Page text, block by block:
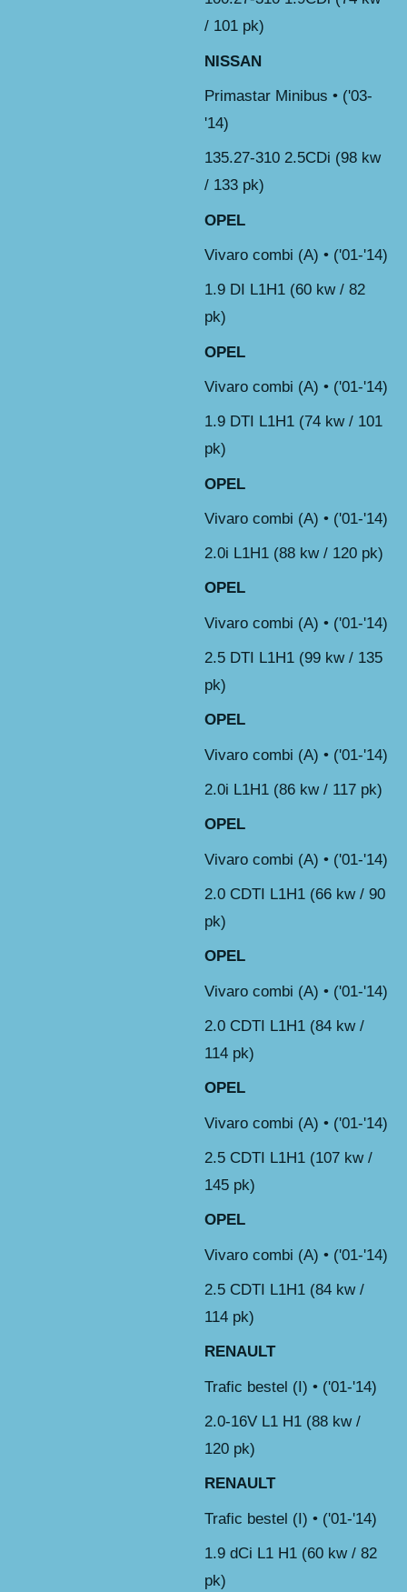
/ 101 pk)
NISSAN
Primastar Minibus • ('03-
'14)
135.27-310 2.5CDi (98 kw
/ 133 pk)
OPEL
Vivaro combi (A) • ('01-'14)
1.9 DI L1H1 (60 kw / 82
pk)
OPEL
Vivaro combi (A) • ('01-'14)
1.9 DTI L1H1 (74 kw / 101
pk)
OPEL
Vivaro combi (A) • ('01-'14)
2.0i L1H1 (88 kw / 120 pk)
OPEL
Vivaro combi (A) • ('01-'14)
2.5 DTI L1H1 (99 kw / 135
pk)
OPEL
Vivaro combi (A) • ('01-'14)
2.0i L1H1 (86 kw / 117 pk)
OPEL
Vivaro combi (A) • ('01-'14)
2.0 CDTI L1H1 (66 kw / 90
pk)
OPEL
Vivaro combi (A) • ('01-'14)
2.0 CDTI L1H1 (84 kw /
114 pk)
OPEL
Vivaro combi (A) • ('01-'14)
2.5 CDTI L1H1 (107 kw /
145 pk)
OPEL
Vivaro combi (A) • ('01-'14)
2.5 CDTI L1H1 (84 kw /
114 pk)
RENAULT
Trafic bestel (I) • ('01-'14)
2.0-16V L1 H1 (88 kw /
120 pk)
RENAULT
Trafic bestel (I) • ('01-'14)
1.9 dCi L1 H1 (60 kw / 82
pk)